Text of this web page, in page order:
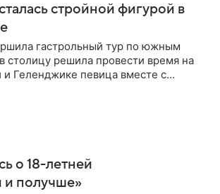
стройной фигурой в
гастрольный тур по южным
столицу решила провести время на
Геленджике певица вместе с
о 18-летней
и получше»